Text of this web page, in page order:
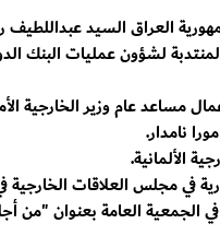
العراق السيد
لشؤون عمليات البنك
مساعد عام وزير الخارجية
نامدار.
الألمانية.
في مجلس العلاقات الخارجية
الجمعية العامة بعنوان "من